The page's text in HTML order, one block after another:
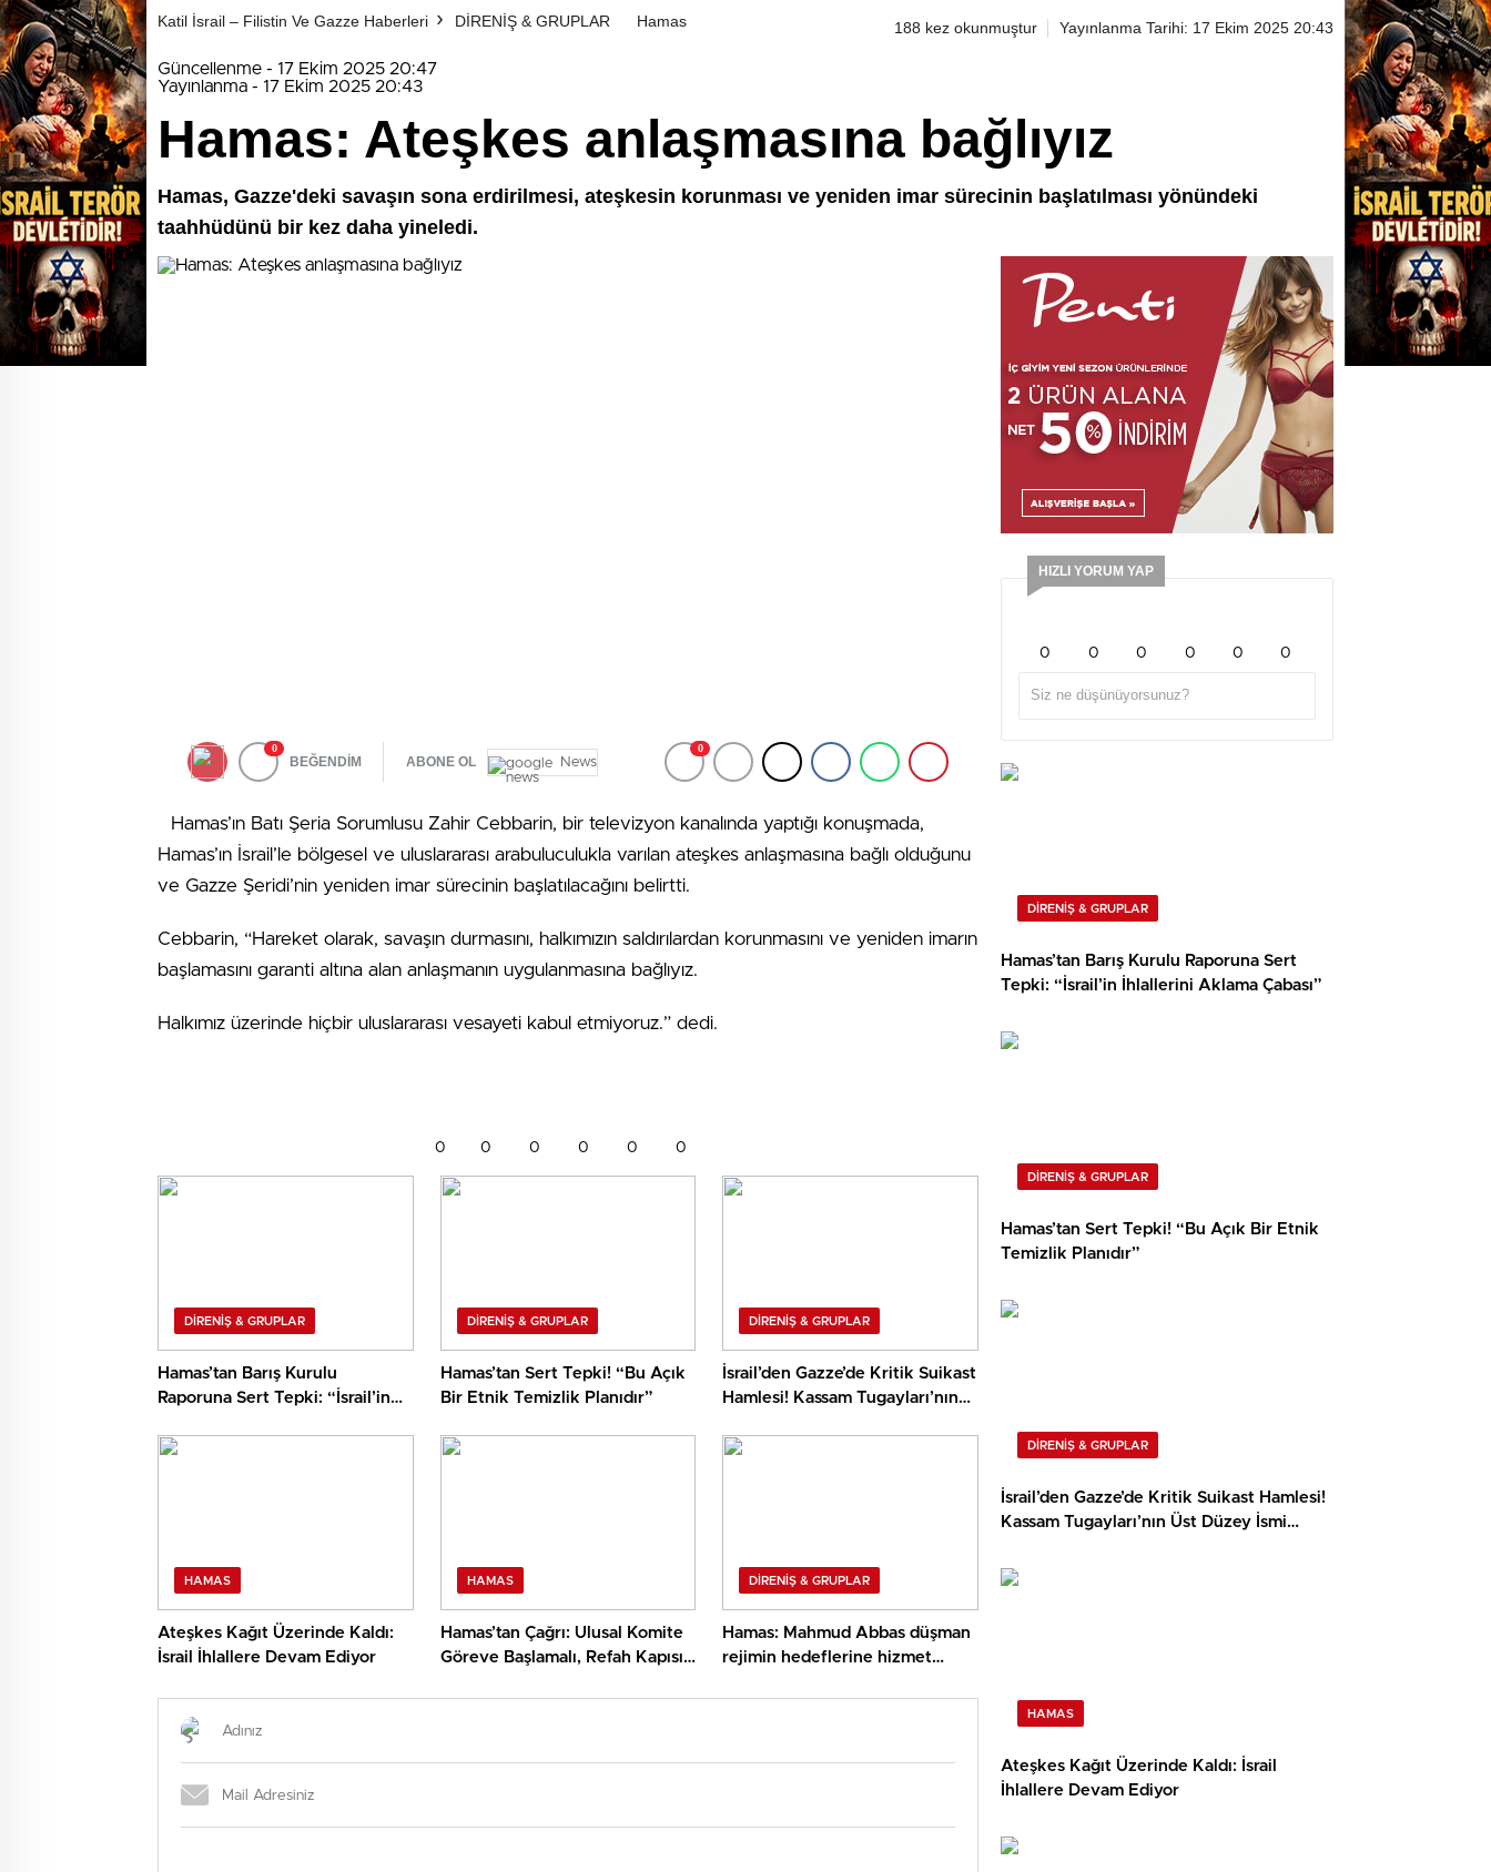
Katil İsrail – Filistin Ve Gazze Haberleri DİRENİŞ & GRUPLAR Hamas 188 kez okunmuştur Yayınlanma Tarihi: 17 Ekim 2025 20:43
Güncellenme - 17 Ekim 2025 20:47
Yayınlanma - 17 Ekim 2025 20:43
Hamas: Ateşkes anlaşmasına bağlıyız
Hamas, Gazze'deki savaşın sona erdirilmesi, ateşkesin korunması ve yeniden imar sürecinin başlatılması yönündeki
taahhüdünü bir kez daha yineledi.
0
BEĞENDİM ABONE OL News
0
Hamas’ın Batı Şeria Sorumlusu Zahir Cebbarin, bir televizyon kanalında yaptığı konuşmada,
Hamas’ın İsrail’le bölgesel ve uluslararası arabuluculukla varılan ateşkes anlaşmasına bağlı olduğunu
ve Gazze Şeridi’nin yeniden imar sürecinin başlatılacağını belirtti.
Cebbarin, “Hareket olarak, savaşın durmasını, halkımızın saldırılardan korunmasını ve yeniden imarın
başlamasını garanti altına alan anlaşmanın uygulanmasına bağlıyız.
Halkımız üzerinde hiçbir uluslararası vesayeti kabul etmiyoruz.” dedi.
0 0 0 0 0 0
DİRENİŞ & GRUPLAR
Hamas’tan Barış Kurulu
Raporuna Sert Tepki: “İsrail’in
DİRENİŞ & GRUPLAR
Hamas’tan Sert Tepki! “Bu Açık
Bir Etnik Temizlik Planıdır”
DİRENİŞ & GRUPLAR
İsrail’den Gazze’de Kritik Suikast
Hamlesi! Kassam Tugayları’nın
HAMAS
Ateşkes Kağıt Üzerinde Kaldı:
İsrail İhlallere Devam Ediyor
HAMAS
Hamas’tan Çağrı: Ulusal Komite
Göreve Başlamalı, Refah Kapısı
DİRENİŞ & GRUPLAR
Hamas: Mahmud Abbas düşman
rejimin hedeflerine hizmet
HIZLI YORUM YAP
0 0 0 0 0 0
DİRENİŞ & GRUPLAR
Hamas’tan Barış Kurulu Raporuna Sert
Tepki: “İsrail’in İhlallerini Aklama Çabası”
DİRENİŞ & GRUPLAR
Hamas’tan Sert Tepki! “Bu Açık Bir Etnik
Temizlik Planıdır”
DİRENİŞ & GRUPLAR
İsrail’den Gazze’de Kritik Suikast Hamlesi!
Kassam Tugayları’nın Üst Düzey İsmi
HAMAS
Ateşkes Kağıt Üzerinde Kaldı: İsrail
İhlallere Devam Ediyor